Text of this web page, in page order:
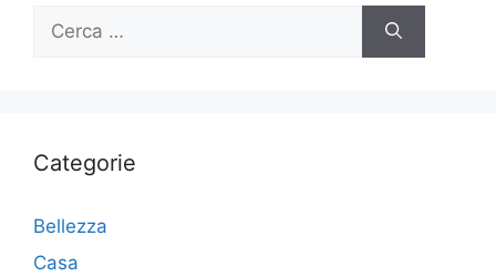
per:
Categorie
Bellezza
Casa